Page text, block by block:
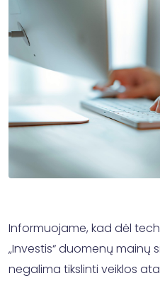
Informuojame, kad dėl
„Investis“ duomenų mainų
negalima tikslinti veiklos